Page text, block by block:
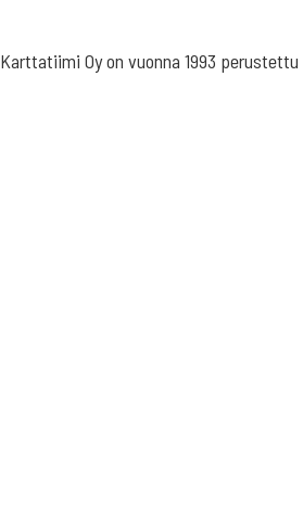
Karttatiimi Oy on vuonna 1993